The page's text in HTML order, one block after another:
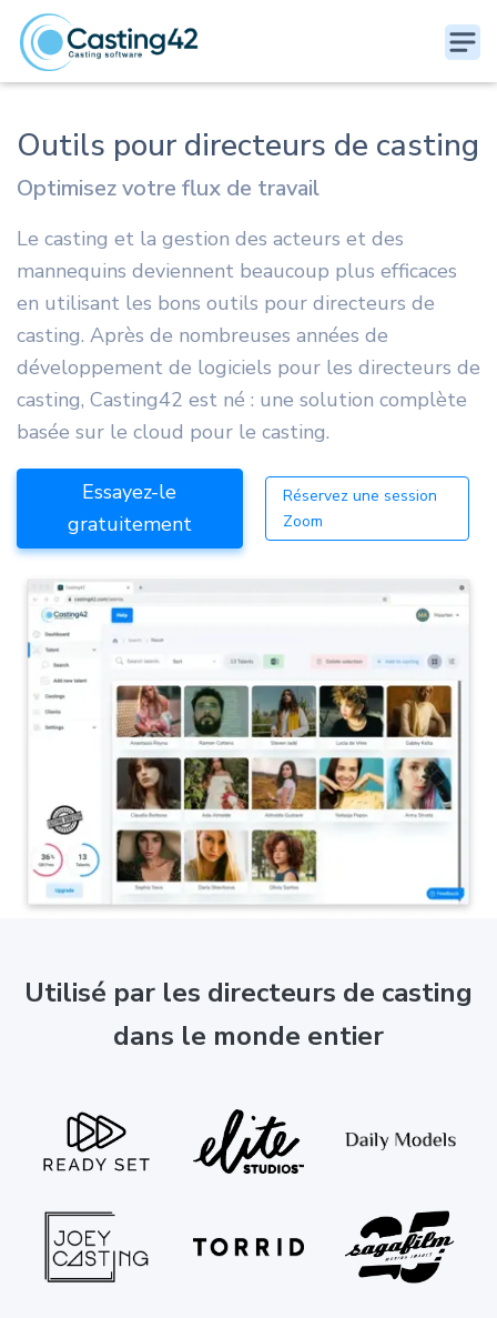
Outils pour directeurs de casting
Optimisez votre flux de travail
Le casting et la gestion des acteurs et des
mannequins deviennent beaucoup plus efficaces
en utilisant les bons outils pour directeurs de
casting. Après de nombreuses années de
développement de logiciels pour les directeurs de
casting, Casting42 est né : une solution complète
basée sur le cloud pour le casting.
Essayez-le
gratuitement
Réservez une session
Zoom
Utilisé par les directeurs de casting
dans le monde entier